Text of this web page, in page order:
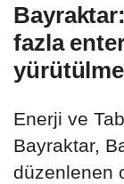
fazla
Enerji ve
Bayraktar,
düzenlenen